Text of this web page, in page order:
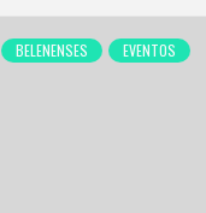
BELENENSES EVENTOS